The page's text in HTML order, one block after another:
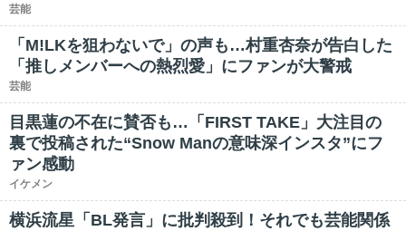
芸能
「M!LKを狙わないで」の声も…村重杏奈が告白した
「推しメンバーへの熱烈愛」にファンが大警戒
芸能
目黒蓮の不在に賛否も…「FIRST TAKE」大注目の
裏で投稿された“Snow Manの意味深インスタ”にフ
ァン感動
イケメン
横浜流星「BL発言」に批判殺到！それでも芸能関係